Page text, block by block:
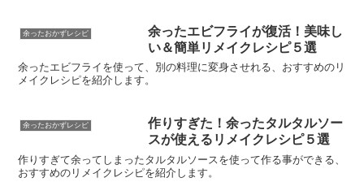
余ったおかずレシピ
余ったエビフライが復活！美味し
い＆簡単リメイクレシピ５選
余ったエビフライを使って、別の料理に変身させれる、おすすめのリ
メイクレシピを紹介します。
余ったおかずレシピ
作りすぎた！余ったタルタルソー
スが使えるリメイクレシピ５選
作りすぎて余ってしまったタルタルソースを使って作る事ができる、
おすすめのリメイクレシピを紹介します。